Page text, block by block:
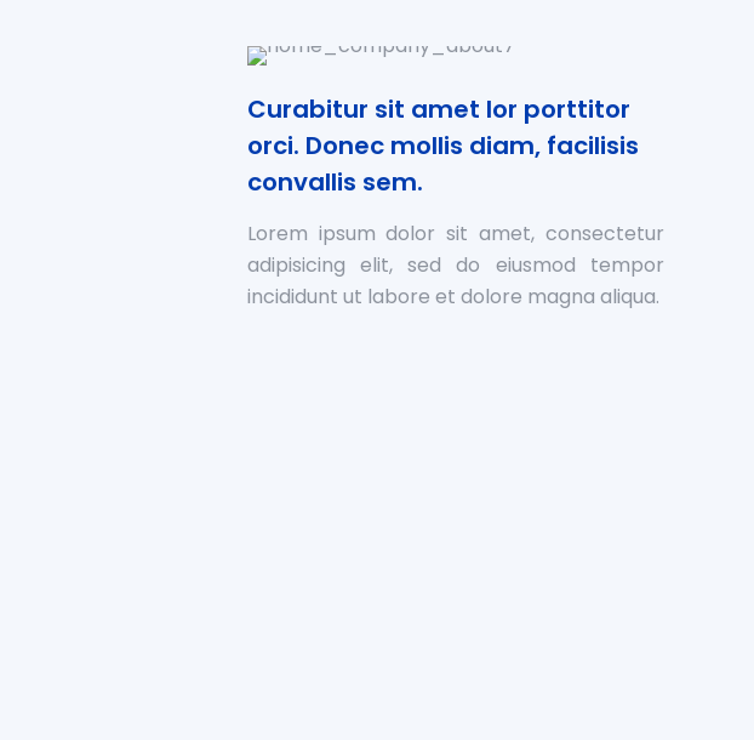
Curabitur sit amet lor porttitor
orci. Donec mollis diam, facilisis
convallis sem.
Lorem ipsum dolor sit amet, consectetur
adipisicing elit, sed do eiusmod tempor
incididunt ut labore et dolore magna aliqua.